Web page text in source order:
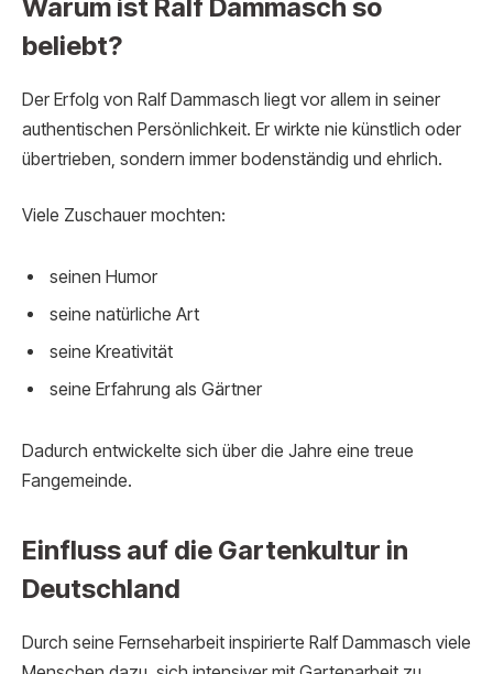
Warum ist Ralf Dammasch so
beliebt?
Der Erfolg von Ralf Dammasch liegt vor allem in seiner
authentischen Persönlichkeit. Er wirkte nie künstlich oder
übertrieben, sondern immer bodenständig und ehrlich.
Viele Zuschauer mochten:
seinen Humor
seine natürliche Art
seine Kreativität
seine Erfahrung als Gärtner
Dadurch entwickelte sich über die Jahre eine treue
Fangemeinde.
Einfluss auf die Gartenkultur in
Deutschland
Durch seine Fernseharbeit inspirierte Ralf Dammasch viele